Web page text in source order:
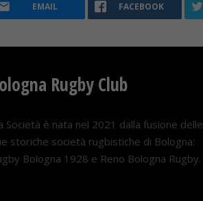
EMAIL FACEBOOK
Rugby Club
Società è nata nel 2021 dalla fusione delle
storiche società rugbistiche di Bologna:
Bologna 1928 e Reno Bologna Rugby.